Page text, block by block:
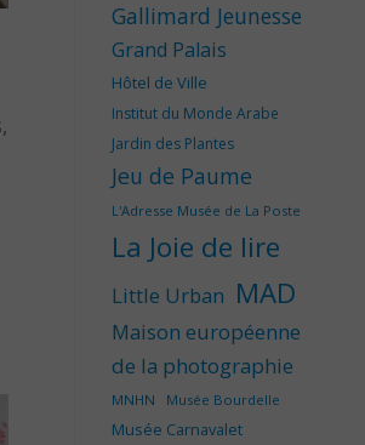
Gallimard Jeunesse
Grand Palais
Hôtel de Ville
Institut du Monde Arabe
Jardin des Plantes
Jeu de Paume
L'Adresse Musée de La Poste
La Joie de lire
Little Urban MAD
Maison européenne
de la photographie
MNHN Musée Bourdelle
Musée Carnavalet